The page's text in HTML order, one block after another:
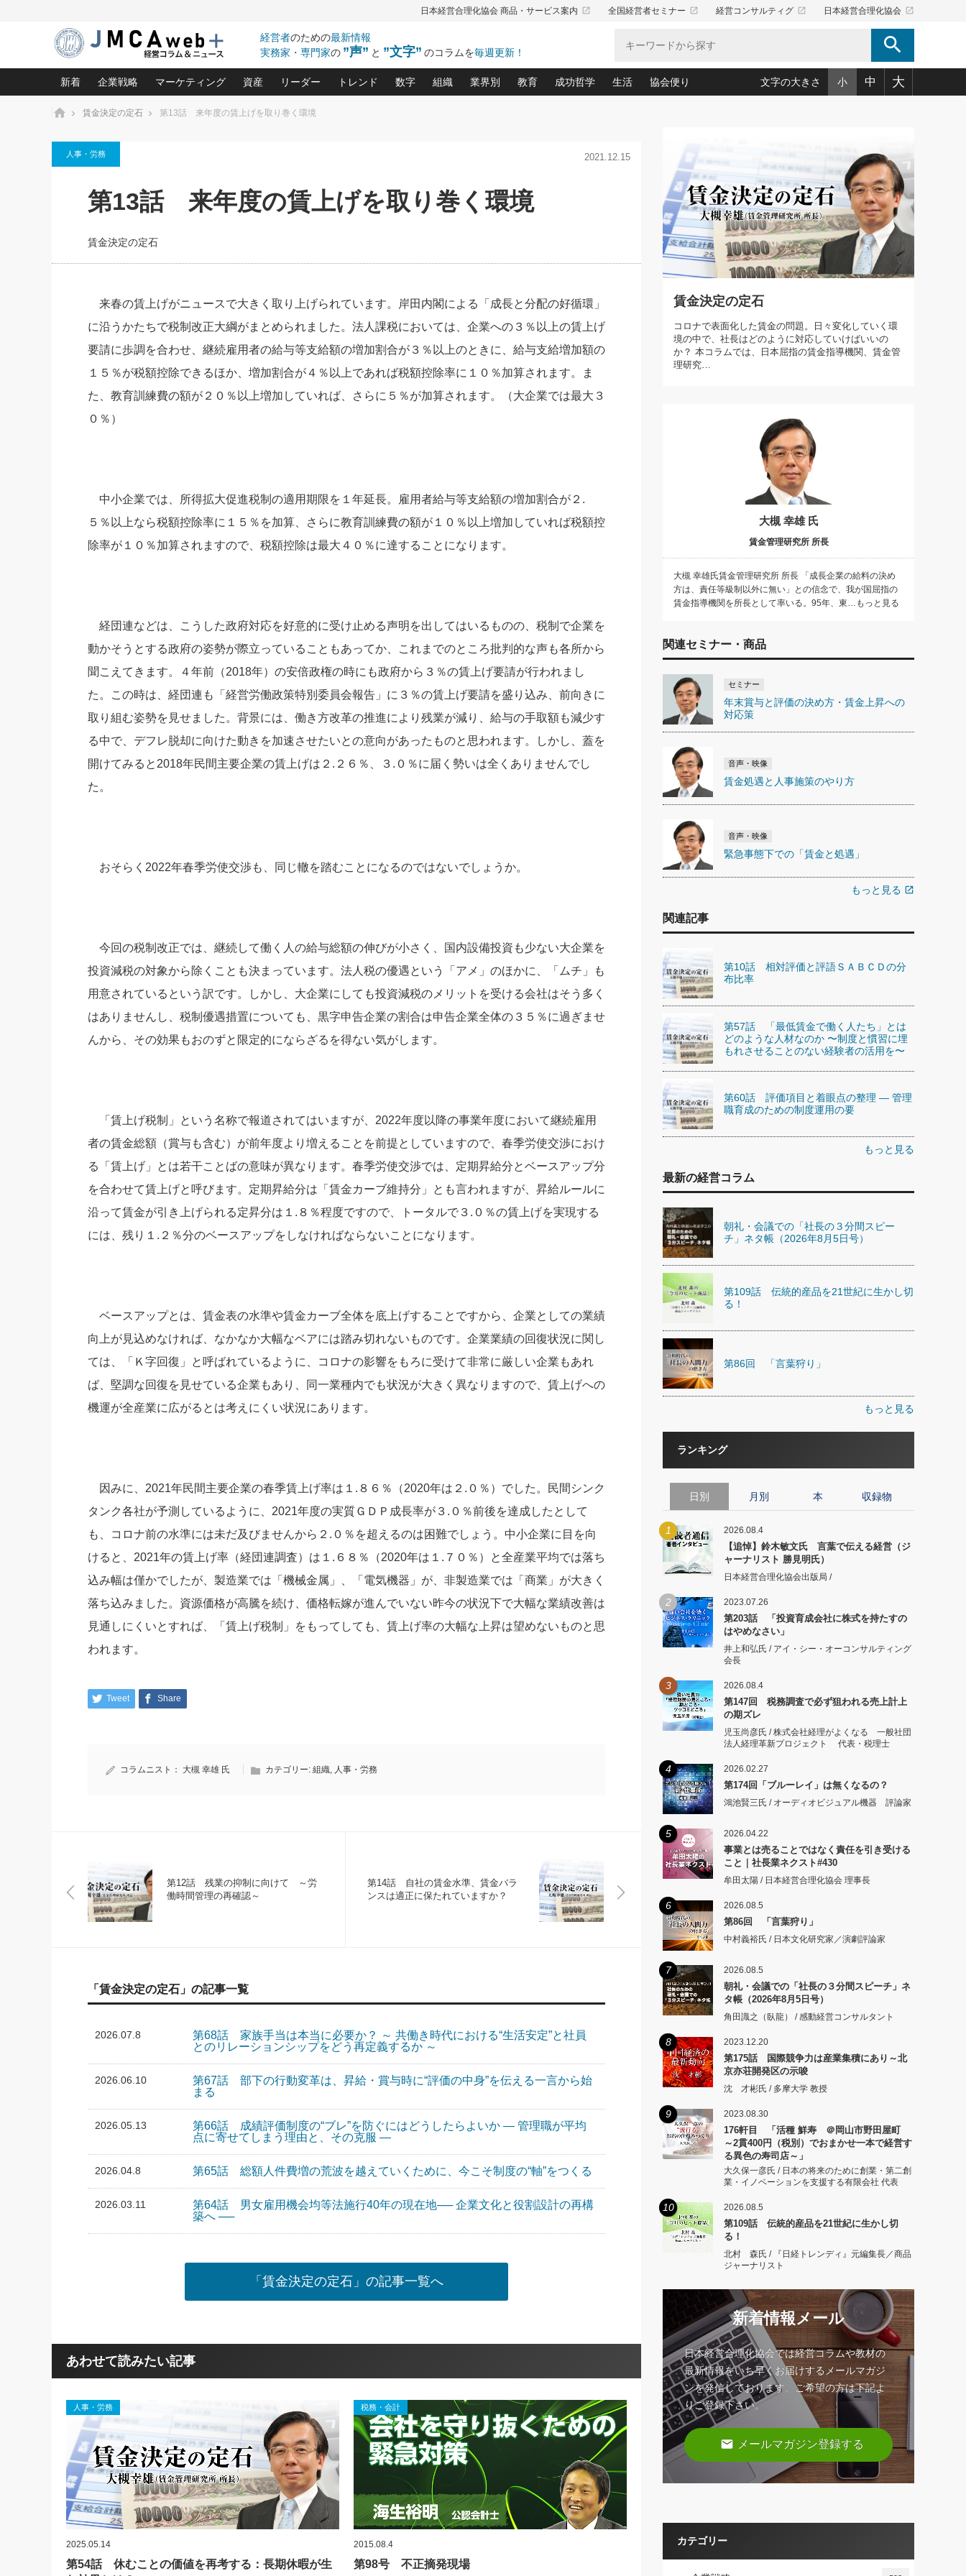
日本経営合理化協会 商品・サービス案内 launch 全国経営者セミナー launch 経営コンサルティグ launch 日本経営合理化協会 launch
経営者のための最新情報
実務家・専門家の ”声” と ”文字” のコラムを毎週更新！ search
新着
2026.08.5 2026.08.5 2026.08.5 2026.08.4
【追悼】鈴木敏文氏 言葉で伝
える経営（ジャーナリスト 勝
見明氏）
もっとみる
企業戦略
中小企業の「１位づくり」戦略(96)
利益を最大化する「業務改善」横田尚哉氏(5)
強い会社を築く ビジネス・クリニック(240)
日本レーザー「人を大切にしながら利益を上げる経営」の極意
武器としてのM&A入門(3)
継続経営 百話百行(85)
野田久美子 香港ビジネス成功法(10)
マーケティング
ロングセラーの玉手箱(9)
最高の自分を表現する 成功イメージ戦略(77)
資産
中国経済の最新動向(204)
事業承継の前に、決めておきたい、知っておきたい、やってお
リーダー
ピョートル・F・グジバチの『経営戦略の新常識』(12)
次もあなたにお願いしたいと思われる「一流の仕事術」(28)
社長の口ぐせ経営哲学(100)
社長の右腕をつくる 人と組織を動かす(200)
酒井英之の社長のビジョン実現道場(10)
トレンド
北村森の「今月のヒット商品」(109)
数字
会社を守り抜くための緊急対策(100)
強い決算書の会社はココが違う！(36)
賢い社長の「経理財務の見どころ・勘どころ・ツッコミどこ
ろ」(149)
銀行交渉はこうしなさい！(12)
組織
職場の生産性を下げるハラスメントの予防策(10)
賃金決定の定石(68)
顧客・社員・社会から支持される「ウェルビーイング経営入
業界別
大久保一彦の“流行る”お店の仕組みづくり(210)
柿内幸夫─社長のための現場改善(174)
教育
あなただからお願いしたいと思われる 気配りの達人(127)
クレーム対応 実践マニュアル(92)
クレーム対応の新知識と新常識(57)
デキル社員に育てる！ 社員教育の決め手(203)
東川鷹年の「中小企業の人育て」(38)
欧米資産家に学ぶ二世教育(100)
社長のための“全員営業”(30)
行動科学マネジメント(5)
成功哲学
令和時代の「社長の人間力の磨き方」(86)
先人の名句名言の教え 東洋思想に学ぶ経営学(132)
渡部昇一の「日本の指導者たち」(32)
経営に活かす“十八史略”(30)
生活
(50)
デジタルＡＶを味方に！新・仕事術(180)
リーダー脳の鍛え方(32)
ワインを楽しむ基礎レッスン(12)
必読！社長が読むべき今月の4冊(88)
眼と耳で楽しむ読書術(162)
社長の「氣」(30)
米国スポーツ・ビジネスに学ぶ心理学(98)
高橋一喜の『これぞ！"本物の温泉"』(157)
協会便り
ビジネス見聞録 経営ニュース(100)
作間信司の経営無形庵(けいえいむぎょうあん)(166)
経営セミナー情報局(1)
繁栄への着眼点 牟田太陽(76)
講話を聞いて学ぼう 実学・耳学・磨く「ミミガク」のすすめ
(7)
文字の大きさ 小 中 大
ホーム 賃金決定の定石 第13話 来年度の賃上げを取り巻く環境
人事・労務 2021.12.15
第13話 来年度の賃上げを取り巻く環境
賃金決定の定石
来春の賃上げがニュースで大きく取り上げられています。岸田内閣による「成長と分配の好循環」
に沿うかたちで税制改正大綱がまとめられました。法人課税においては、企業への３％以上の賃上げ
要請に歩調を合わせ、継続雇用者の給与等支給額の増加割合が３％以上のときに、給与支給増加額の
１５％が税額控除できるほか、増加割合が４％以上であれば税額控除率に１０％加算されます。ま
た、教育訓練費の額が２０％以上増加していれば、さらに５％が加算されます。（大企業では最大３
０％）
中小企業では、所得拡大促進税制の適用期限を１年延長。雇用者給与等支給額の増加割合が２.
５％以上なら税額控除率に１５％を加算、さらに教育訓練費の額が１０％以上増加していれば税額控
除率が１０％加算されますので、税額控除は最大４０％に達することになります。
経団連などは、こうした政府対応を好意的に受け止める声明を出してはいるものの、税制で企業を
動かそうとする政府の姿勢が際立っていることもあってか、これまでのところ批判的な声も各所から
聞こえてきます。４年前（2018年）の安倍政権の時にも政府から３％の賃上げ要請が行われまし
た。この時は、経団連も「経営労働政策特別委員会報告」に３％の賃上げ要請を盛り込み、前向きに
取り組む姿勢を見せました。背景には、働き方改革の推進により残業が減り、給与の手取額も減少す
る中で、デフレ脱却に向けた動きを加速させたいとの意向があったものと思われます。しかし、蓋を
開けてみると2018年民間主要企業の賃上げは２.２６％、３.０％に届く勢いは全くありませんでし
た。
おそらく2022年春季労使交渉も、同じ轍を踏むことになるのではないでしょうか。
今回の税制改正では、継続して働く人の給与総額の伸びが小さく、国内設備投資も少ない大企業を
投資減税の対象から除くことも決まっています。法人税の優遇という「アメ」のほかに、「ムチ」も
用意されているという訳です。しかし、大企業にしても投資減税のメリットを受ける会社はそう多く
はありませんし、税制優遇措置についても、黒字申告企業の割合は申告企業全体の３５％に過ぎませ
んから、その効果もおのずと限定的にならざるを得ない気がします。
「賃上げ税制」という名称で報道されてはいますが、2022年度以降の事業年度において継続雇用
者の賃金総額（賞与も含む）が前年度より増えることを前提としていますので、春季労使交渉におけ
る「賃上げ」とは若干ことばの意味が異なります。春季労使交渉では、定期昇給分とベースアップ分
を合わせて賃上げと呼びます。定期昇給分は「賃金カーブ維持分」とも言われますが、昇給ルールに
沿って賃金が引き上げられる定昇分は１.８％程度ですので、トータルで３.０％の賃上げを実現する
には、残り１.２％分のベースアップをしなければならないことになります。
ベースアップとは、賃金表の水準や賃金カーブ全体を底上げすることですから、企業としての業績
向上が見込めなければ、なかなか大幅なベアには踏み切れないものです。企業業績の回復状況に関し
ては、「Ｋ字回復」と呼ばれているように、コロナの影響をもろに受けて非常に厳しい企業もあれ
ば、堅調な回復を見せている企業もあり、同一業種内でも状況が大きく異なりますので、賃上げへの
機運が全産業に広がるとは考えにくい状況にあります。
因みに、2021年民間主要企業の春季賃上げ率は１.８６％（2020年は２.０％）でした。民間シンク
タンク各社が予測しているように、2021年度の実質ＧＤＰ成長率が３.０％前後を達成したとして
も、コロナ前の水準には未だ及びませんから２.０％を超えるのは困難でしょう。中小企業に目を向
けると、2021年の賃上げ率（経団連調査）は１.６８％（2020年は１.７０％）と全産業平均では落ち
込み幅は僅かでしたが、製造業では「機械金属」、「電気機器」が、非製造業では「商業」が大きく
落ち込みました。資源価格が高騰を続け、価格転嫁が進んでいない昨今の状況下で大幅な業績改善は
見通しにくいとすれば、「賃上げ税制」をもってしても、賃上げ率の大幅な上昇は望めないものと思
われます。
Tweet Share
コラムニスト： 大槻 幸雄 氏 カテゴリー: 組織, 人事・労務
第12話 残業の抑制に向けて ～労
働時間管理の再確認～
第14話 自社の賃金水準、賃金バラ
ンスは適正に保たれていますか？
「賃金決定の定石」の記事一覧
2026.07.8
第68話 家族手当は本当に必要か？ ～ 共働き時代における“生活安定”と社員
とのリレーションシップをどう再定義するか ～
2026.06.10
第67話 部下の行動変革は、昇給・賞与時に“評価の中身”を伝える一言から始
まる
2026.05.13
第66話 成績評価制度の“ブレ”を防ぐにはどうしたらよいか ― 管理職が平均
点に寄せてしまう理由と、その克服 ―
2026.04.8 第65話 総額人件費増の荒波を越えていくために、今こそ制度の“軸”をつくる
2026.03.11
第64話 男女雇用機会均等法施行40年の現在地── 企業文化と役割設計の再構
築へ ──
「賃金決定の定石」の記事一覧へ
あわせて読みたい記事
人事・労務
2025.05.14
第54話 休むことの価値を再考する：長期休暇が生
税務・会計
2015.08.4
第98号 不正摘発現場
賃金決定の定石
コロナで表面化した賃金の問題。日々変化していく環
境の中で、社長はどのように対応していけばいいの
か？ 本コラムでは、日本屈指の賃金指導機関、賃金管
理研究…
大槻 幸雄 氏
賃金管理研究所 所長
大槻 幸雄氏賃金管理研究所 所長 「成長企業の給料の決め
方は、責任等級制以外に無い」との信念で、我が国屈指の
賃金指導機関を所長として率いる。95年、東…もっと見る
関連セミナー・商品
セミナー
年末賞与と評価の決め方・賃金上昇への
対応策
音声・映像
賃金処遇と人事施策のやり方
音声・映像
緊急事態下での「賃金と処遇」
もっと見る open_in_new
関連記事
第10話 相対評価と評語ＳＡＢＣＤの分
布比率
第57話 「最低賃金で働く人たち」とは
どのような人材なのか 〜制度と慣習に埋
もれさせることのない経験者の活用を〜
第60話 評価項目と着眼点の整理 — 管理
職育成のための制度運用の要
もっと見る
最新の経営コラム
朝礼・会議での「社長の３分間スピー
チ」ネタ帳（2026年8月5日号）
第109話 伝統的産品を21世紀に生かし切
る！
第86回 「言葉狩り」
もっと見る
ランキング
日別 月別 本 収録物
1 2026.08.4
【追悼】鈴木敏文氏 言葉で伝える経営（ジ
ャーナリスト 勝見明氏）
日本経営合理化協会出版局 /
2 2023.07.26
第203話 「投資育成会社に株式を持たすの
はやめなさい」
井上和弘氏 / アイ・シー・オーコンサルティング
会長
3 2026.08.4
第147回 税務調査で必ず狙われる売上計上
の期ズレ
児玉尚彦氏 / 株式会社経理がよくなる 一般社団
法人経理革新プロジェクト 代表・税理士
4 2026.02.27
第174回「ブルーレイ」は無くなるの？
鴻池賢三氏 / オーディオビジュアル機器 評論家
5 2026.04.22
事業とは売ることではなく責任を引き受ける
こと｜社長業ネクスト#430
牟田太陽 / 日本経営合理化協会 理事長
6 2026.08.5
第86回 「言葉狩り」
中村義裕氏 / 日本文化研究家／演劇評論家
7 2026.08.5
朝礼・会議での「社長の３分間スピーチ」ネ
タ帳（2026年8月5日号）
角田識之（臥龍） / 感動経営コンサルタント
8 2023.12.20
第175話 国際競争力は産業集積にあり～北
京亦荘開発区の示唆
沈 才彬氏 / 多摩大学 教授
9 2023.08.30
176軒目 「活種 鮮寿 ＠岡山市野田屋町
～2貫400円（税別）でおまかせ一本で経営す
る異色の寿司店～」
大久保一彦氏 / 日本の将来のために創業・第二創
業・イノベーションを支援する有限会社 代表
10 2026.08.5
第109話 伝統的産品を21世紀に生かし切
る！
北村 森氏 / 『日経トレンディ』元編集長／商品
ジャーナリスト
新着情報メール
日本経営合理化協会では経営コラムや教材の
最新情報をいち早くお届けするメールマガジ
ンを発信しております。ご希望の方は下記よ
りご登録下さい。
email メールマガジン登録する
カテゴリー